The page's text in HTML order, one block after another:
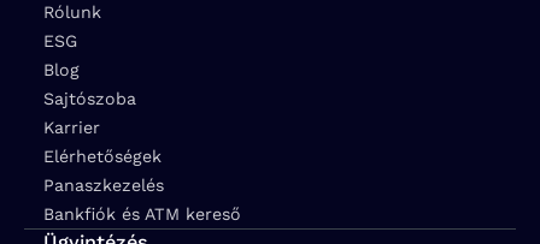
Rólunk
ESG
Blog
Sajtószoba
Karrier
Elérhetőségek
Panaszkezelés
Bankfiók és ATM kereső